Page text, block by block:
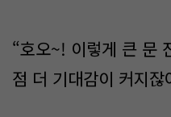
“호오~! 이렇게 큰 문
점 더 기대감이 커지잖